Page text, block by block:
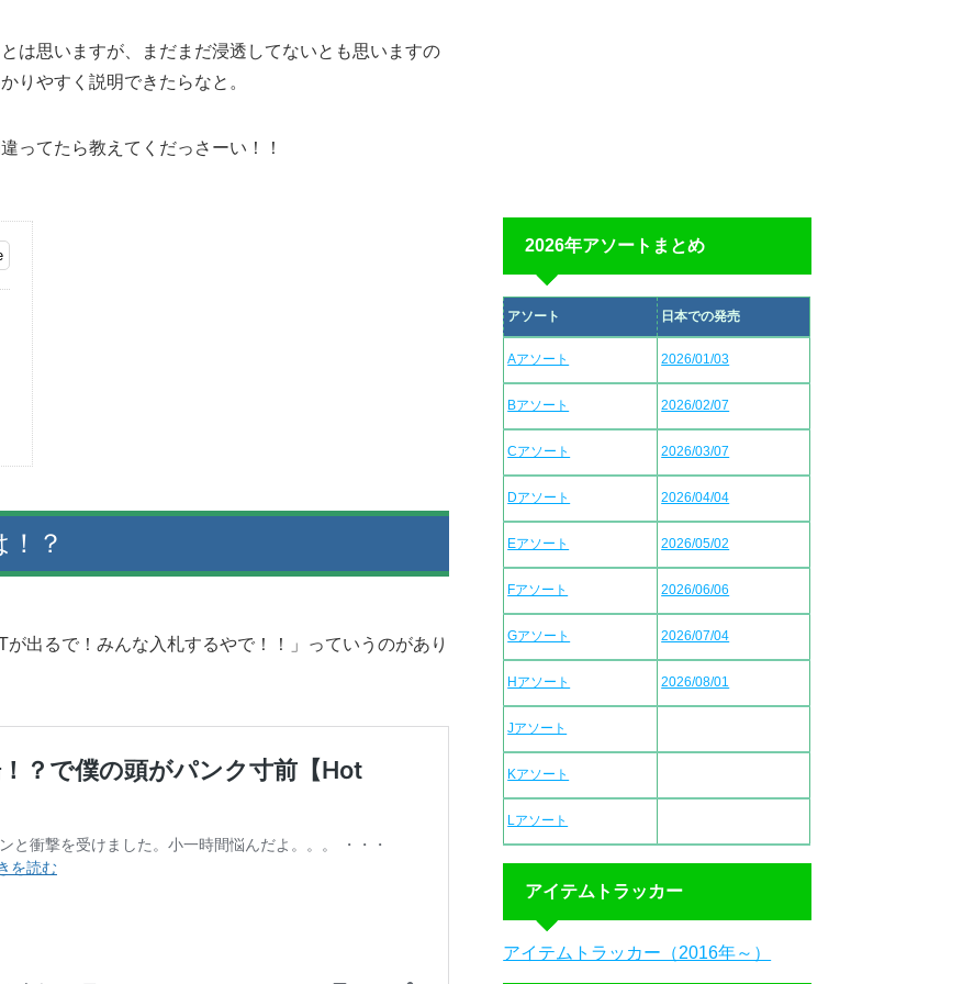
は思いますが、まだまだ浸透してないとも思いますの
りやすく説明できたらなと。
ってたら教えてくだっさーい！！
？
出るで！みんな入札するやで！！」っていうのがあり
2026年アソートまとめ
アソート 日本での発売
Aアソート 2026/01/03
Bアソート 2026/02/07
Cアソート 2026/03/07
Dアソート 2026/04/04
Eアソート 2026/05/02
Fアソート 2026/06/06
Gアソート 2026/07/04
Hアソート 2026/08/01
Jアソート
Kアソート
Lアソート
アイテムトラッカー
アイテムトラッカー（2016年～）